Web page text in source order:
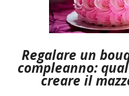
Regalare un
compleanno:
creare il